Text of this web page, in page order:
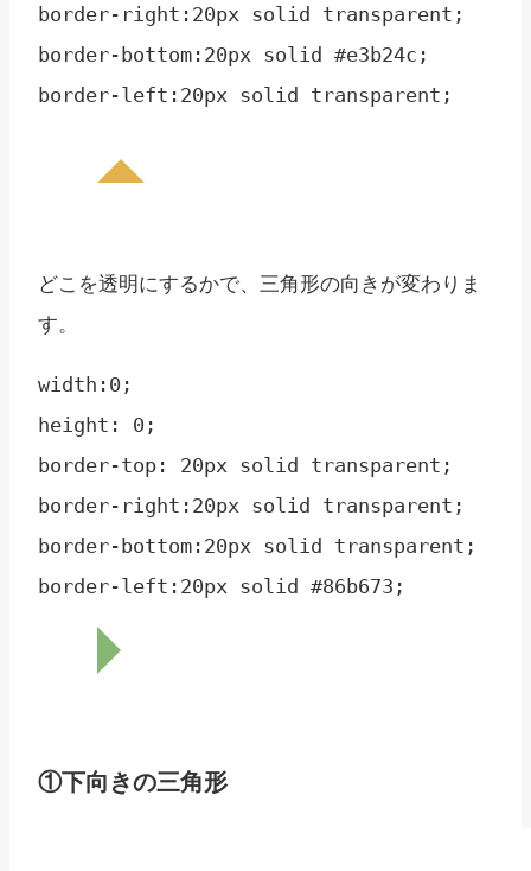
border-right:20px solid transparent;
border-bottom:20px solid #e3b24c;
どこを透明にするかで、三角形の向きが変わりま
す。
width:0;
height: 0;
border-top: 20px solid transparent;
border-right:20px solid transparent;
border-bottom:20px solid transparent;
①下向きの三角形